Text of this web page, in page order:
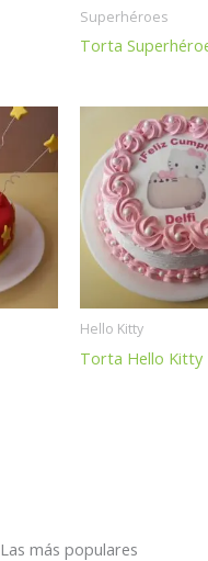
Superhéroes
Torta
Hello Kitty
Torta Hello Kitty
Las más populares